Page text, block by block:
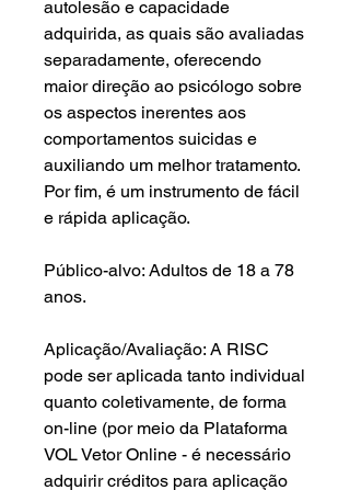
autolesão e capacidade
adquirida, as quais são avaliadas
separadamente, oferecendo
maior direção ao psicólogo sobre
os aspectos inerentes aos
comportamentos suicidas e
auxiliando um melhor tratamento.
Por fim, é um instrumento de fácil
e rápida aplicação.
Público-alvo: Adultos de 18 a 78
anos.
Aplicação/Avaliação: A RISC
pode ser aplicada tanto individual
quanto coletivamente, de forma
on-line (por meio da Plataforma
VOL Vetor Online - é necessário
adquirir créditos para aplicação